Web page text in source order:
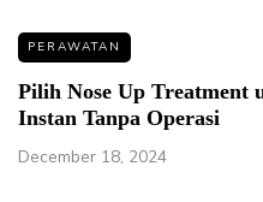
PERAWATAN
Pilih Nose Up Treatment
Instan Tanpa Operasi
December 18, 2024